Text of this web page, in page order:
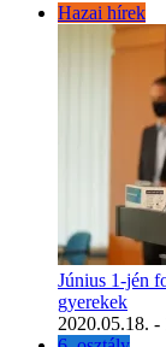
Hazai hírek
Június 1-jén
gyerekek
2020.05.18. -